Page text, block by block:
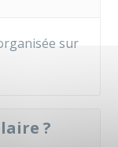
sur
?